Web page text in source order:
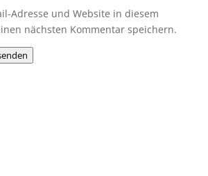
Adresse und Website in diesem
nächsten Kommentar speichern.